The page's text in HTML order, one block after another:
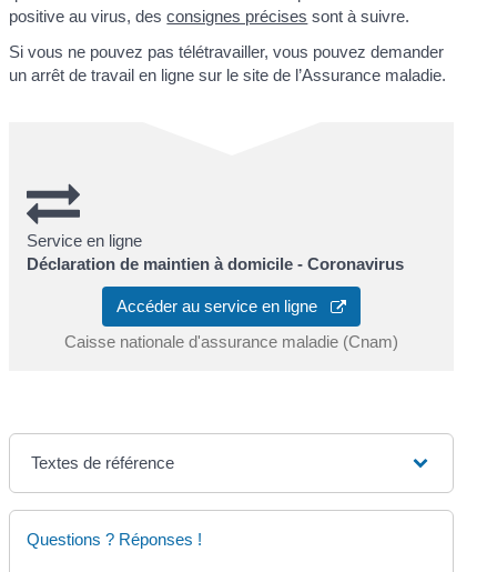
positive au virus, desconsignes précises sont à suivre.
Si vous ne pouvez pas télétravailler, vous pouvez demander
un arrêt de travail en ligne sur le site de l’Assurance maladie.
Service en ligne
Déclaration de maintien à domicile - Coronavirus
Accéder au service en ligne
Caisse nationale d'assurance maladie (Cnam)
Textes de référence
Questions ? Réponses !